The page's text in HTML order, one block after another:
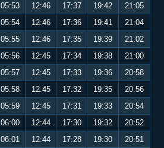
05:53 12:46 17:37 19:42
21:05
05:54 12:46 17:36 19:41
21:04
05:55 12:46 17:35 19:39
21:02
05:56 12:45 17:34 19:38
21:00
05:57 12:45 17:33 19:36
20:58
05:58 12:45 17:32 19:35
20:56
05:59 12:45 17:31 19:33
20:54
06:00 12:44 17:30 19:32
20:52
06:01 12:44 17:28 19:30
20:51